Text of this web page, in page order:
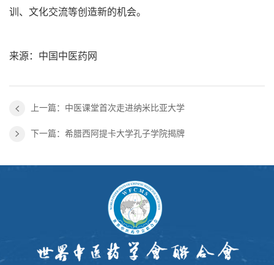
训、文化交流等创造新的机会。
来源：中国中医药网
上一篇：中医课堂首次走进纳米比亚大学
下一篇：希腊西阿提卡大学孔子学院揭牌